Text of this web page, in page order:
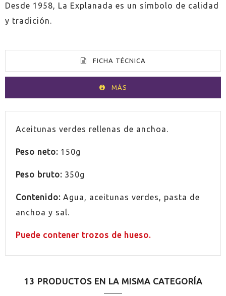
Desde 1958, La Explanada es un símbolo de calidad
y tradición.
FICHA TÉCNICA
MÁS
PAÍS España
SIN GLUTEN
Aceitunas verdes rellenas de anchoa.
Peso neto: 150g
Peso bruto: 350g
Contenido: Agua, aceitunas verdes, pasta de
anchoa y sal.
Puede contener trozos de hueso.
13 PRODUCTOS EN LA MISMA CATEGORÍA